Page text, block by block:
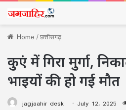
Home/छत्तीसगढ़
कुएं में गिरा मुर्गा,
भाइयों की हो गई मौत
jagjaahir desk July 12, 2025